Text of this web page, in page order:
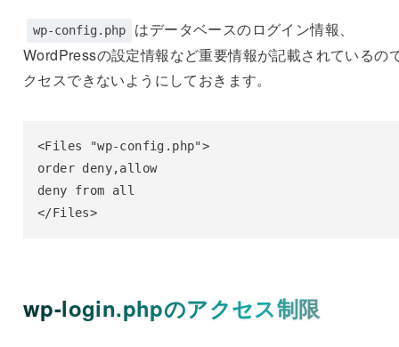
wp-config.php
はデータベースのログイン情報、
WordPressの設定情報など重要情報が記載されているの
クセスできないようにしておきます。
<Files "wp-config.php">
order deny,allow
deny from all
</Files>
wp-login.phpのアクセス制限